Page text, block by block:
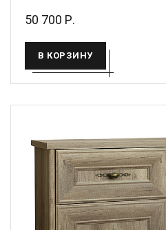
50 700 Р.
В КОРЗИНУ